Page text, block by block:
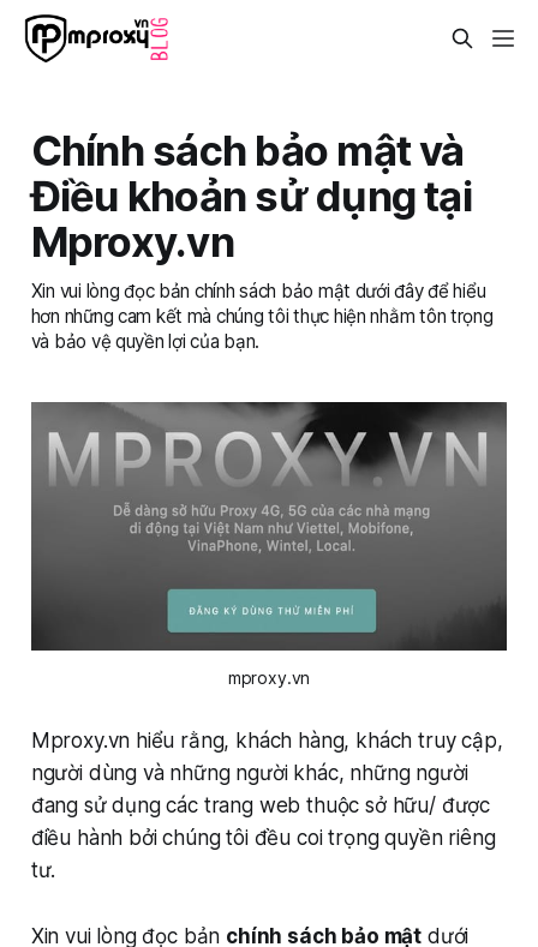
Chính sách bảo mật và
Điều khoản sử dụng tại
Mproxy.vn
Xin vui lòng đọc bản chính sách bảo mật dưới đây để hiểu
hơn những cam kết mà chúng tôi thực hiện nhằm tôn trọng
và bảo vệ quyền lợi của bạn.
mproxy.vn
Mproxy.vn hiểu rằng, khách hàng, khách truy cập,
người dùng và những người khác, những người
đang sử dụng các trang web thuộc sở hữu/ được
điều hành bởi chúng tôi đều coi trọng quyền riêng
tư.
Xin vui lòng đọc bản chính sách bảo mật dưới